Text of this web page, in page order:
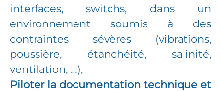
interfaces, switchs, dans un
environnement soumis à des
contraintes sévères (vibrations,
poussière, étanchéité, salinité,
ventilation, …),
Piloter la documentation technique et